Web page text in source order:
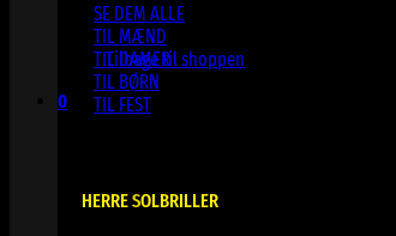
Ingen varer i kurven.
Tilbage til shoppen
0
SE DEM ALLE
TIL MÆND
TIL DAMER
TIL BØRN
TIL FEST
HERRE SOLBRILLER